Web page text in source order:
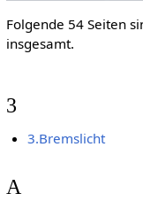
Folgende 54 Seiten
insgesamt.
3
3.Bremslicht
A